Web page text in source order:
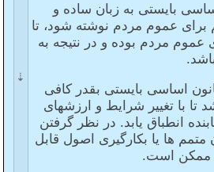
بایستی به زبان ساده و
عموم مردم نوشته شود، تا
مردم بوده و در نتیجه به
اساسی بایستی بقدر کافی
تا با تغییر شرایط و ارزشهای
انطباق یابد. در نظر گرفتن
متمم ها یا بکارگیری اصول قابل
ممکن است.